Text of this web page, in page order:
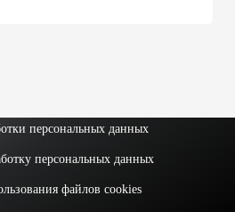
персональных данных
персональных данных
файлов cookies